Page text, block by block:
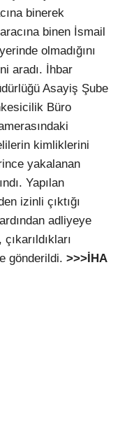
binerek
binen İsmail
olmadığını
aradı. İhbar
Asayiş Şube
Büro
kimliklerini
yakalanan
Yapılan
izinli çıktığı
adliyeye
gönderildi. >>>İHA